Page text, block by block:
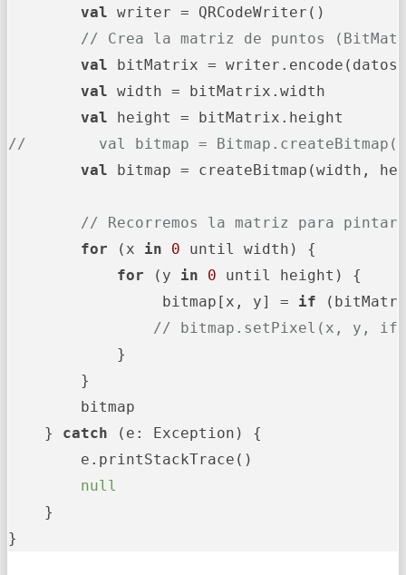
val writer = QRCodeWriter()
// Crea la matriz de puntos
val bitMatrix = writer.encode(datos,
val width = bitMatrix.width
val
//        val bitmap =
val bitmap = createBitmap(width,
// Recorremos la matriz para
for (x in 0 until width) {
for (y in 0 until height) {
                 bitmap[x, y] =
if
// bitmap.setPixel(x, y, if
            }
        }
        bitmap
    }
catch (e: Exception) {
        e.printStackTrace()
null
    }
}